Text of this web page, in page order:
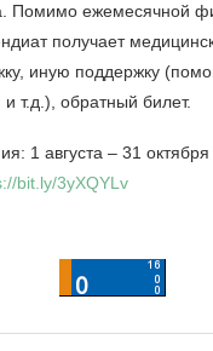
Помимо ежемесячной
получает
иную поддержку
и т.д.), обратный билет.
1 августа – 31 октября
bit.ly/3yXQYLv